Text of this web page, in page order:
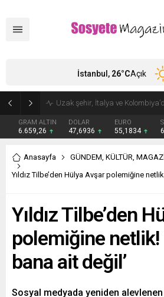
GRAM ALTIN
6.659,26
DOLAR
47,6936
EURO
55,1834
İstanbul, 26°CAçık
Anasayfa GÜNDEM, KÜLTÜR,
Yıldız Tilbe’den Hülya Avşar polemiğine
Yıldız Tilbe’den
polemiğine netlik!
bana ait değil’
Sosyal medyada yeniden alevlenen